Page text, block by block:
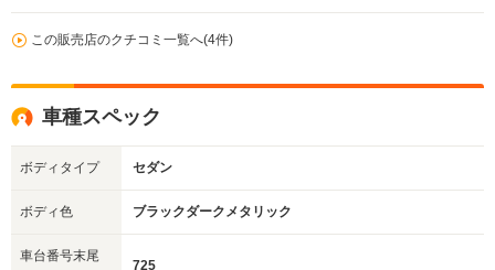
この販売店のクチコミ一覧へ(4件)
車種スペック
ボディタイプ セダン
ボディ色 ブラックダークメタリック
車台番号末尾
725